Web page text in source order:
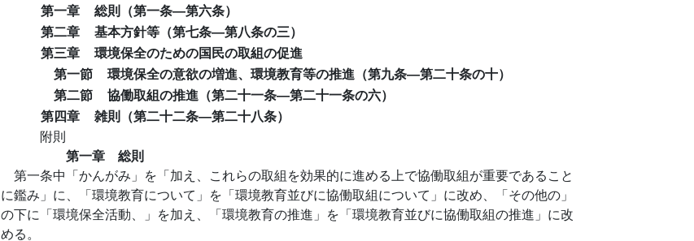
第一章
総則（第一条―第六条）
第二章
基本方針等（第七条―第八条の三）
第三章
環境保全のための国民の取組の促進
第一節
環境保全の意欲の増進、環境教育等の推進（第九条―第二十条の十）
第二節
協働取組の推進（第二十一条―第二十一条の六）
第四章
雑則（第二十二条―第二十八条）
附則
第一章 総則
第一条中「かんがみ」を「加え、これらの取組を効果的に進める上で協働取組が重要であること
に鑑み」に、「環境教育について」を「環境教育並びに協働取組について」に改め、「その他の」
の下に「環境保全活動、」を加え、「環境教育の推進」を「環境教育並びに協働取組の推進」に改
める。